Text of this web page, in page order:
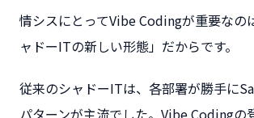
情シスにとってVibe Codingが重要なの
ャドーITの新しい形態」だからです。
従来のシャドーITは、各部署が勝手に
パターンが主流でした。Vibe Codingの